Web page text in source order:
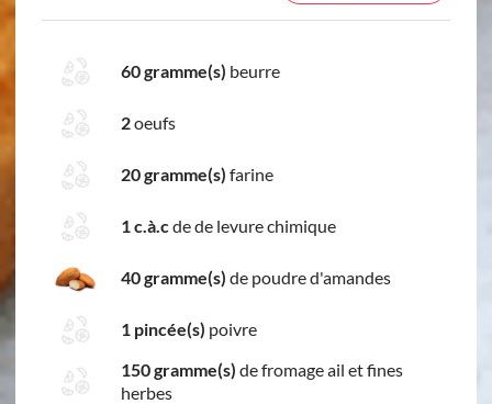
60 gramme(s) beurre
2oeufs
20 gramme(s) farine
1 c.à.cde de levure chimique
40 gramme(s) de poudre d'amandes
1 pincée(s) poivre
150 gramme(s) de fromage ail et fines
herbes